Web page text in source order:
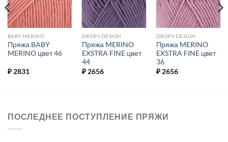
BABY MERINO
Пряжа BABY
MERINO цвет 46
₽2831
DROPS DESIGN
Пряжа MERINO
EXSTRA FINE цвет
44
₽2656
DROPS DESIGN
Пряжа MERINO
EXSTRA FINE цвет
36
₽2656
ПОСЛЕДНЕЕ ПОСТУПЛЕНИЕ ПРЯЖИ